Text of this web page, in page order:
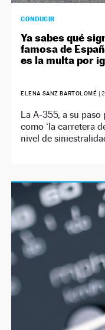
CONDUCIR
Ya sabes qué
famosa de
es la multa por
ELENA SANZ BARTOLOMÉ |
La A-355, a su
como ‘la carretera
nivel de